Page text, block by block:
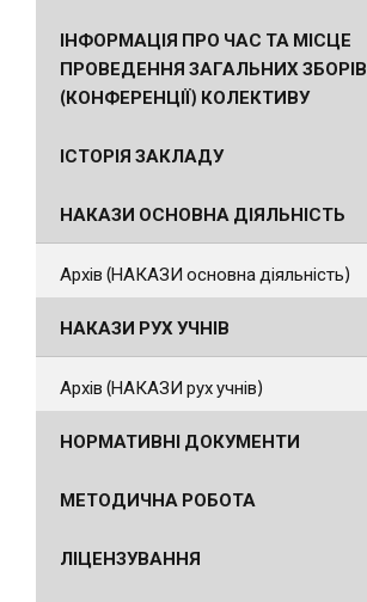
ІНФОРМАЦІЯ ПРО ЧАС ТА МІСЦЕ
ПРОВЕДЕННЯ ЗАГАЛЬНИХ ЗБОРІВ
(КОНФЕРЕНЦІЇ) КОЛЕКТИВУ
ІСТОРІЯ ЗАКЛАДУ
НАКАЗИ ОСНОВНА ДІЯЛЬНІСТЬ
Архів (НАКАЗИ основна діяльність)
НАКАЗИ РУХ УЧНІВ
Архів (НАКАЗИ рух учнів)
НОРМАТИВНІ ДОКУМЕНТИ
МЕТОДИЧНА РОБОТА
ЛІЦЕНЗУВАННЯ